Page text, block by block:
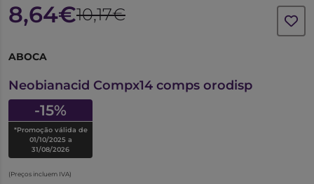
8,64€10,17€
ABOCA
Neobianacid Compx14 comps orodisp
-15%
*Promoção válida de
01/10/2025 a
31/08/2026
(Preços incluem IVA)